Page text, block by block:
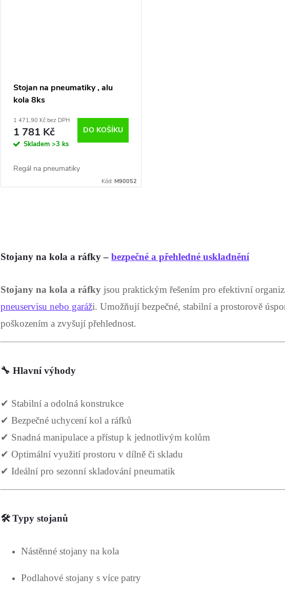
Stojan na pneumatiky , alu
kola 8ks
1 471,90 Kč bez DPH
1 781 Kč
Skladem >3 ks
DO KOŠÍKU
Regál na pneumatiky
Kód: M90052
l
á
d
a
c
í
r
v
k
y
v
ý
Stojany na kola a ráfky – bezpečné a přehledné uskladnění
Stojany na kola a ráfky jsou praktickým řešením pro efektivní
pneuservisu nebo garáži. Umožňují bezpečné, stabilní a prostorově
poškozením a zvyšují přehlednost.
🔧 Hlavní výhody
✔ Stabilní a odolná konstrukce
✔ Bezpečné uchycení kol a ráfků
✔ Snadná manipulace a přístup k jednotlivým kolům
✔ Optimální využití prostoru v dílně či skladu
✔ Ideální pro sezonní skladování pneumatik
🛠️ Typy stojanů
Nástěnné stojany na kola
Podlahové stojany s více patry